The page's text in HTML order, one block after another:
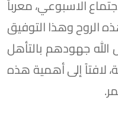
الاسبوعي، معرباً
الروح وهذا التوفيق
الله جهودهم بالتأهل
لافتاً إلى أهمية هذه